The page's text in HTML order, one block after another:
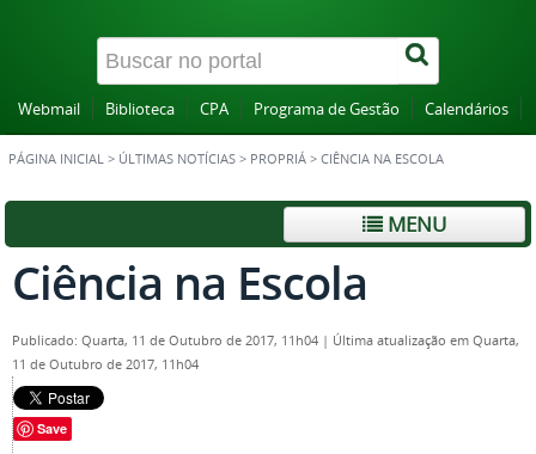
Webmail Biblioteca CPA Programa de Gestão Calendários
PÁGINA INICIAL > ÚLTIMAS NOTÍCIAS > PROPRIÁ > CIÊNCIA NA ESCOLA
MENU
Ciência na Escola
Publicado: Quarta, 11 de Outubro de 2017, 11h04 | Última atualização em Quarta,
11 de Outubro de 2017, 11h04
Save